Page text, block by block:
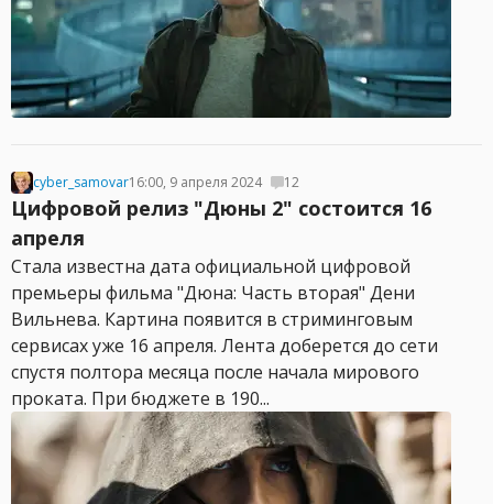
cyber_samovar16:00, 9 апреля 2024 12
Цифровой релиз "Дюны 2" состоится 16
апреля
Стала известна дата официальной цифровой
премьеры фильма "Дюна: Часть вторая" Дени
Вильнева. Картина появится в стриминговым
сервисах уже 16 апреля. Лента доберется до сети
спустя полтора месяца после начала мирового
проката. При бюджете в 190...